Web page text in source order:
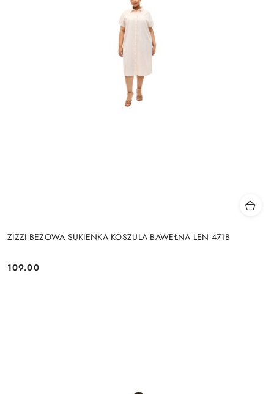
ZIZZI BEŻOWA SUKIENKA KOSZULA BAWEŁNA LEN 471B
Cena:
109.00